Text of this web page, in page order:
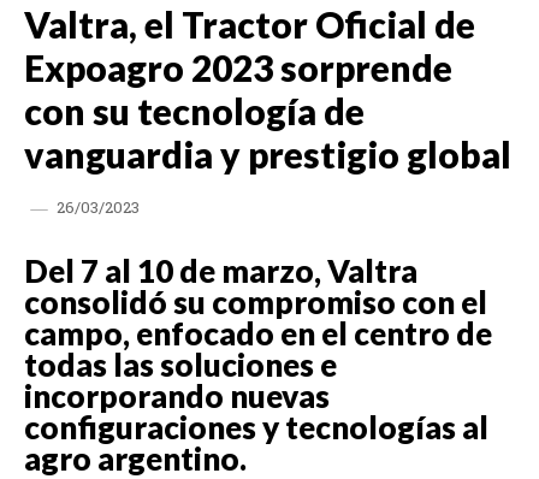
Valtra, el Tractor Oficial de
Expoagro 2023 sorprende
con su tecnología de
vanguardia y prestigio global
26/03/2023
Del 7 al 10 de marzo, Valtra
consolidó su compromiso con el
campo, enfocado en el centro de
todas las soluciones e
incorporando nuevas
configuraciones y tecnologías al
agro argentino.